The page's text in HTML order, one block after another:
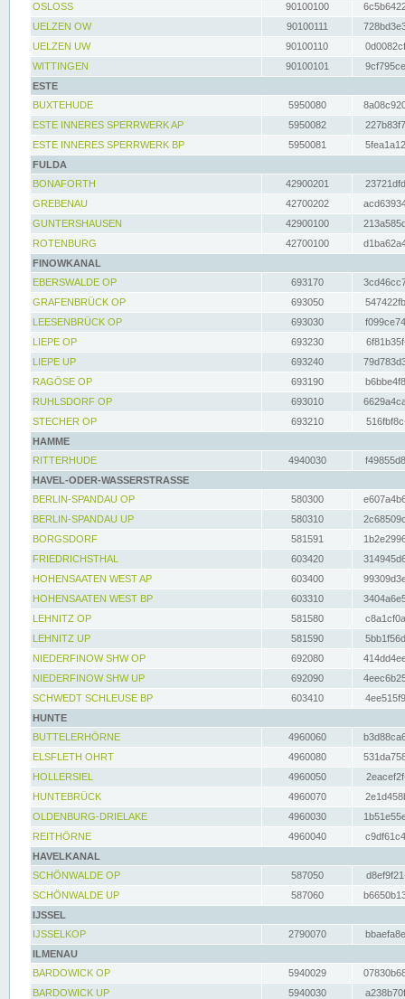
OSLOSS
90100100
UELZEN OW
90100111
UELZEN UW
90100110
WITTINGEN
90100101
ESTE
BUXTEHUDE
5950080
ESTE INNERES SPERRWERK AP
5950082
ESTE INNERES SPERRWERK BP
5950081
FULDA
BONAFORTH
42900201
GREBENAU
42700202
GUNTERSHAUSEN
42900100
ROTENBURG
42700100
FINOWKANAL
EBERSWALDE OP
693170
GRAFENBRÜCK OP
693050
LEESENBRÜCK OP
693030
LIEPE OP
693230
LIEPE UP
693240
RAGÖSE OP
693190
RUHLSDORF OP
693010
STECHER OP
693210
HAMME
RITTERHUDE
4940030
HAVEL-ODER-WASSERSTRASSE
BERLIN-SPANDAU OP
580300
BERLIN-SPANDAU UP
580310
BORGSDORF
581591
FRIEDRICHSTHAL
603420
HOHENSAATEN WEST AP
603400
HOHENSAATEN WEST BP
603310
LEHNITZ OP
581580
LEHNITZ UP
581590
NIEDERFINOW SHW OP
692080
NIEDERFINOW SHW UP
692090
SCHWEDT SCHLEUSE BP
603410
HUNTE
BUTTELERHÖRNE
4960060
ELSFLETH OHRT
4960080
HOLLERSIEL
4960050
HUNTEBRÜCK
4960070
OLDENBURG-DRIELAKE
4960030
REITHÖRNE
4960040
HAVELKANAL
SCHÖNWALDE OP
587050
SCHÖNWALDE UP
587060
IJSSEL
IJSSELKOP
2790070
ILMENAU
BARDOWICK OP
5940029
BARDOWICK UP
5940030